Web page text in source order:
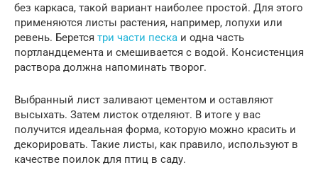
без каркаса, такой вариант наиболее простой. Для этого
применяются листы растения, например, лопухи или
ревень. Берется три части песка и одна часть
портландцемента и смешивается с водой. Консистенция
раствора должна напоминать творог.
Выбранный лист заливают цементом и оставляют
высыхать. Затем листок отделяют. В итоге у вас
получится идеальная форма, которую можно красить и
декорировать. Такие листы, как правило, используют в
качестве поилок для птиц в саду.